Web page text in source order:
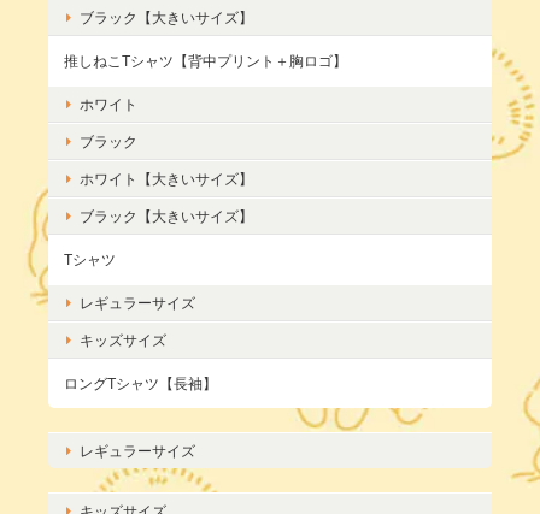
ブラック【大きいサイズ】
推しねこTシャツ【背中プリント＋胸ロゴ】
ホワイト
ブラック
ホワイト【大きいサイズ】
ブラック【大きいサイズ】
Tシャツ
レギュラーサイズ
キッズサイズ
ロングTシャツ【長袖】
レギュラーサイズ
キッズサイズ